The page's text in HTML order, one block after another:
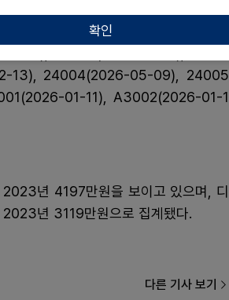
05-18), 24200001(20
02-09), 23002(2025-04-13), 23
08), 23006(2025-11-08), 24001
13), 24004(2026-05-09), 24005
01-11), A3002(2026-01-1
년 4197만원을 보이고 있으며, 디
년 3119만원으로 집계됐다.
다른 기사 보기
확인